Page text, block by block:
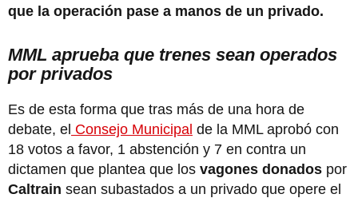
que la operación pase a manos de un privado.
MML aprueba que trenes sean operados
por privados
Es de esta forma que tras más de una hora de
debate, el Consejo Municipal de la MML aprobó con
18 votos a favor, 1 abstención y 7 en contra un
dictamen que plantea que los vagones donados por
Caltrain sean subastados a un privado que opere el